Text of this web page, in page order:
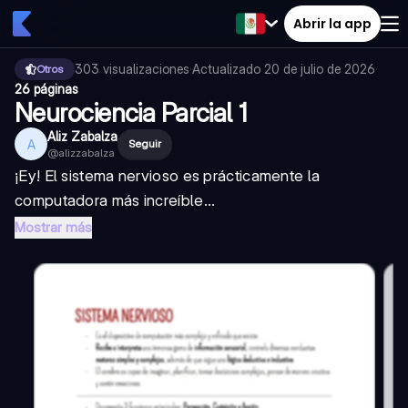
Abrir la app
Otros 303 visualizaciones·Actualizado 20 de julio de 2026·
26 páginas
Neurociencia Parcial 1
A Aliz Zabalza
@alizzabalza
Seguir
¡Ey! El sistema nervioso es prácticamente la
computadora más increíble...
Mostrar más